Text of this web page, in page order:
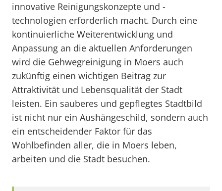
innovative Reinigungskonzepte und -
technologien erforderlich macht. Durch eine
kontinuierliche Weiterentwicklung und
Anpassung an die aktuellen Anforderungen
wird die Gehwegreinigung in Moers auch
zukünftig einen wichtigen Beitrag zur
Attraktivität und Lebensqualität der Stadt
leisten. Ein sauberes und gepflegtes Stadtbild
ist nicht nur ein Aushängeschild, sondern auch
ein entscheidender Faktor für das
Wohlbefinden aller, die in Moers leben,
arbeiten und die Stadt besuchen.